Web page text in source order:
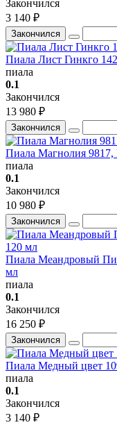
Закончился
3 140 ₽
Закончился
Пиала Лист Гинкго
пиала
0.1
Закончился
13 980 ₽
Закончился
Пиала Магнолия
пиала
0.1
Закончился
10 980 ₽
Закончился
Пиала Меандровый
мл
пиала
0.1
Закончился
16 250 ₽
Закончился
Пиала Медный цвет
пиала
0.1
Закончился
3 140 ₽